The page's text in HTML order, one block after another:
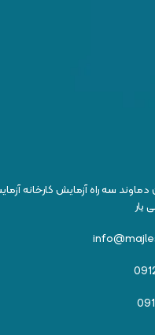
دماوند سه راه آزمایش کارخانه
یار